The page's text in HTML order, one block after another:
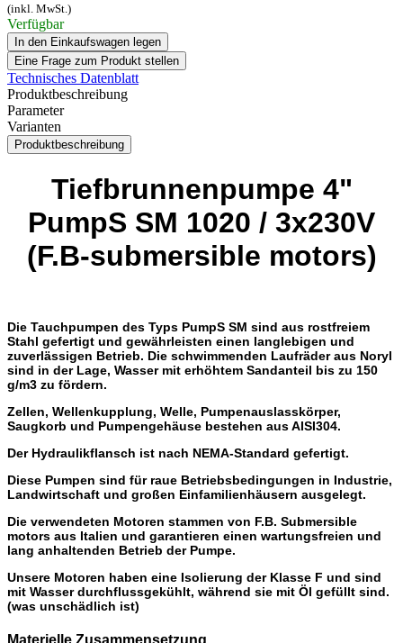
(inkl. MwSt.)
Verfügbar
In den Einkaufswagen legen
Eine Frage zum Produkt stellen
Technisches Datenblatt
Produktbeschreibung
Parameter
Varianten
Produktbeschreibung
Tiefbrunnenpumpe 4"
PumpS SM 1020 / 3x230V
(F.B-submersible motors)
Die Tauchpumpen des Typs PumpS SM sind aus rostfreiem
Stahl gefertigt und gewährleisten einen langlebigen und
zuverlässigen Betrieb. Die schwimmenden Laufräder aus Noryl
sind in der Lage, Wasser mit erhöhtem Sandanteil bis zu 150
g/m3 zu fördern.
Zellen, Wellenkupplung, Welle, Pumpenauslasskörper,
Saugkorb und Pumpengehäuse bestehen aus AISI304.
Der Hydraulikflansch ist nach NEMA-Standard gefertigt.
Diese Pumpen sind für raue Betriebsbedingungen in Industrie,
Landwirtschaft und großen Einfamilienhäusern ausgelegt.
Die verwendeten Motoren stammen von F.B. Submersible
motors aus Italien und garantieren einen wartungsfreien und
lang anhaltenden Betrieb der Pumpe.
Unsere Motoren haben eine Isolierung der Klasse F und sind
mit Wasser durchflussgekühlt, während sie mit Öl gefüllt sind.
(was unschädlich ist)